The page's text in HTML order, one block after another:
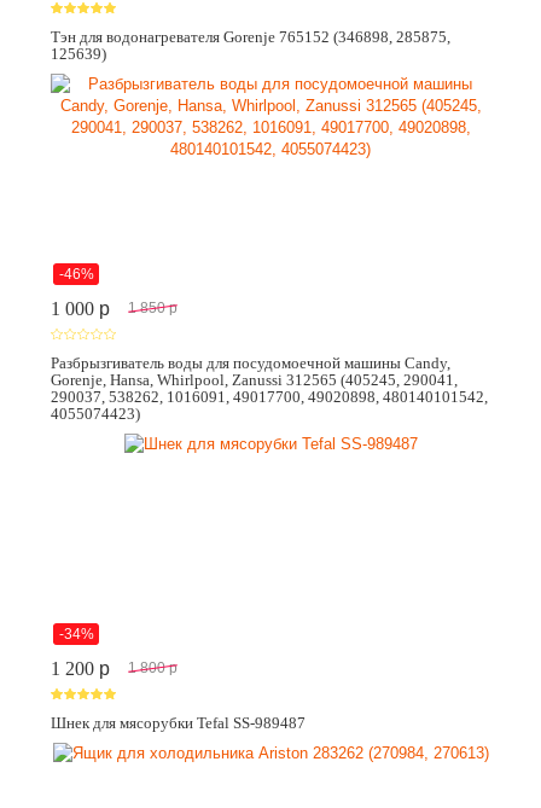
Тэн для водонагревателя Gorenje 765152 (346898, 285875,
125639)
-46%
1 000 p 1 850 p
Разбрызгиватель воды для посудомоечной машины Candy,
Gorenje, Hansa, Whirlpool, Zanussi 312565 (405245, 290041,
290037, 538262, 1016091, 49017700, 49020898, 480140101542,
4055074423)
-34%
1 200 p 1 800 p
Шнек для мясорубки Tefal SS-989487